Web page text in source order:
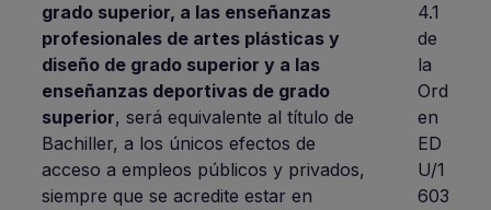
grado superior, a las enseñanzas
profesionales de artes plásticas y
diseño de grado superior y a las
enseñanzas deportivas de grado
superior, será equivalente al título de
Bachiller, a los únicos efectos de
acceso a empleos públicos y privados,
siempre que se acredite estar en
4.1
de
la
Ord
en
ED
U/1
603